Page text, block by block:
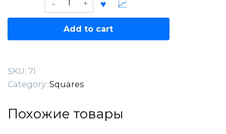
quantity
Add to cart
SKU: 7l
Category: Squares
Похожие товары